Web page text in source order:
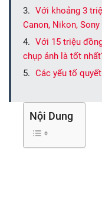
Với khoảng 3
Canon, Nikon,
Với 15 triệu
chụp ảnh là tốt
Các yếu tố
Nội Dung